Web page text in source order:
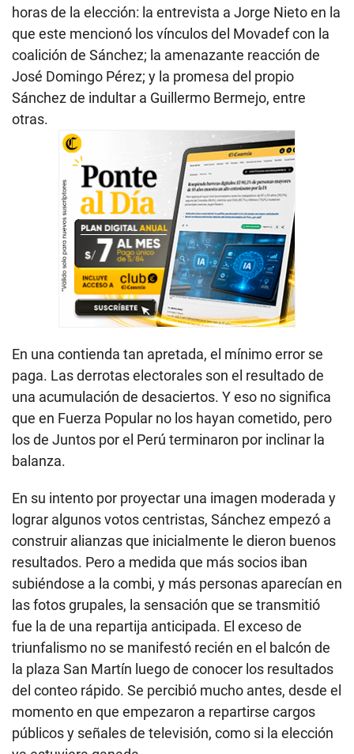
horas de la elección: la entrevista a Jorge Nieto en la
que este mencionó los vínculos del Movadef con la
coalición de Sánchez; la amenazante reacción de
José Domingo Pérez; y la promesa del propio
Sánchez de indultar a Guillermo Bermejo, entre
otras.
En una contienda tan apretada, el mínimo error se
paga. Las derrotas electorales son el resultado de
una acumulación de desaciertos. Y eso no significa
que en Fuerza Popular no los hayan cometido, pero
los de Juntos por el Perú terminaron por inclinar la
balanza.
En su intento por proyectar una imagen moderada y
lograr algunos votos centristas, Sánchez empezó a
construir alianzas que inicialmente le dieron buenos
resultados. Pero a medida que más socios iban
subiéndose a la combi, y más personas aparecían en
las fotos grupales, la sensación que se transmitió
fue la de una repartija anticipada. El exceso de
triunfalismo no se manifestó recién en el balcón de
la plaza San Martín luego de conocer los resultados
del conteo rápido. Se percibió mucho antes, desde el
momento en que empezaron a repartirse cargos
públicos y señales de televisión, como si la elección